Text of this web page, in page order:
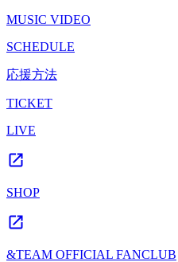
MUSIC VIDEO
SCHEDULE
応援方法
TICKET
LIVE
SHOP
&TEAM OFFICIAL FANCLUB